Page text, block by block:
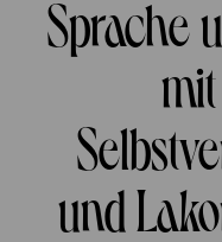
Sprache
und